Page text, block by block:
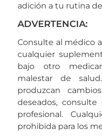
adición a tu rutina
ADVERTENCIA:
Consulte al médico
cualquier
bajo otro
malestar de
produzcan
deseados,
profesional.
prohibida para los